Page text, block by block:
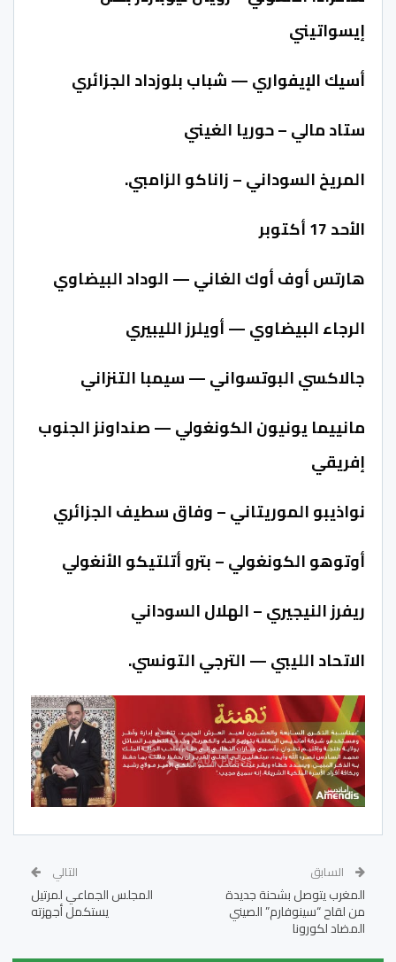
إيسواتيني
أسيك الإيفواري — شباب بلوزداد الجزائري
ستاد مالي – حوريا الغيني
المريخ السوداني – زاناكو الزامبي.
الأحد 17 أكتوبر
هارتس أوف أوك الغاني — الوداد البيضاوي
الرجاء البيضاوي — أويلرز الليبيري
جالاكسي البوتسواني — سيمبا التنزاني
مانييما يونيون الكونغولي — صنداونز الجنوب
إفريقي
نواذيبو الموريتاني – وفاق سطيف الجزائري
أوتوهو الكونغولي – بترو أتلتيكو الأنغولي
ريفرز النيجيري – الهلال السوداني
الاتحاد الليبي — الترجي التونسي.
السابق
المغرب يتوصل بشحنة جديدة
من لقاح “سينوفارم” الصيني
المضاد لكورونا
التالي
المجلس الجماعي لمرتيل
يستكمل أجهزته